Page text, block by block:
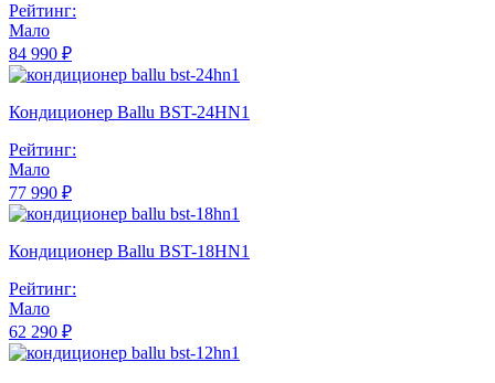
Рейтинг:
Мало
84 990 ₽
Кондиционер Ballu BST-24HN1
Рейтинг:
Мало
77 990 ₽
Кондиционер Ballu BST-18HN1
Рейтинг:
Мало
62 290 ₽